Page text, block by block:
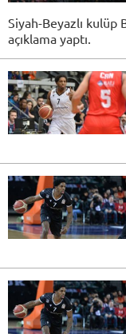
Siyah-Beyazlı kulüp
açıklama yaptı.